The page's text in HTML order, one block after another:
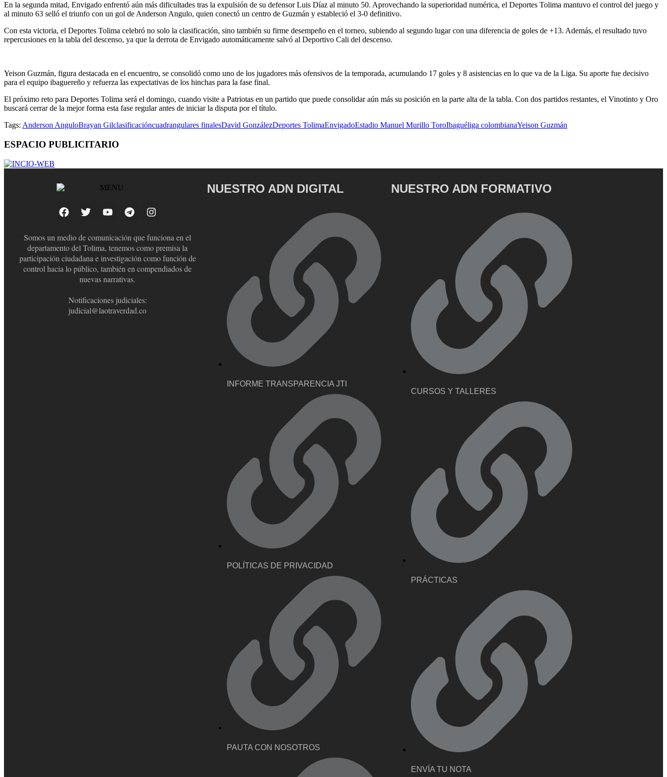
En la segunda mitad, Envigado enfrentó aún más dificultades tras la expulsión de su defensor Luis Díaz al minuto 50. Aprovechando la superioridad numérica, el Deportes Tolima mantuvo el control del juego y
al minuto 63 selló el triunfo con un gol de Anderson Angulo, quien conectó un centro de Guzmán y estableció el 3-0 definitivo.
Con esta victoria, el Deportes Tolima celebró no solo la clasificación, sino también su firme desempeño en el torneo, subiendo al segundo lugar con una diferencia de goles de +13. Además, el resultado tuvo
repercusiones en la tabla del descenso, ya que la derrota de Envigado automáticamente salvó al Deportivo Cali del descenso.
Yeison Guzmán, figura destacada en el encuentro, se consolidó como uno de los jugadores más ofensivos de la temporada, acumulando 17 goles y 8 asistencias en lo que va de la Liga. Su aporte fue decisivo
para el equipo ibaguereño y refuerza las expectativas de los hinchas para la fase final.
El próximo reto para Deportes Tolima será el domingo, cuando visite a Patriotas en un partido que puede consolidar aún más su posición en la parte alta de la tabla. Con dos partidos restantes, el Vinotinto y Oro
buscará cerrar de la mejor forma esta fase regular antes de iniciar la disputa por el título.
Tags: Anderson AnguloBrayan Gilclasificacióncuadrangulares finalesDavid GonzálezDeportes TolimaEnvigadoEstadio Manuel Murillo ToroIbaguéliga colombianaYeison Guzmán
ESPACIO PUBLICITARIO
Somos un medio de comunicación que funciona en el
departamento del Tolima, tenemos como premisa la
participación ciudadana e investigación como función de
control hacia lo público, también en compendiados de
nuevas narrativas.
Notificaciones judiciales:
judicial@laotraverdad.co
NUESTRO ADN DIGITAL
INFORME TRANSPARENCIA JTI
POLÍTICAS DE PRIVACIDAD
PAUTA CON NOSOTROS
NUESTRO ADN FORMATIVO
CURSOS Y TALLERES
PRÁCTICAS
ENVÍA TU NOTA